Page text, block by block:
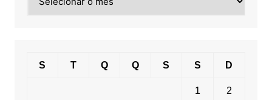
por
S T Q Q S S D
1 2